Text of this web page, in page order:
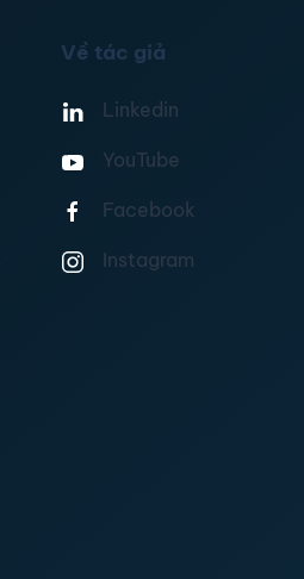
Về tác giả
Linkedin
YouTube
Facebook
Instagram